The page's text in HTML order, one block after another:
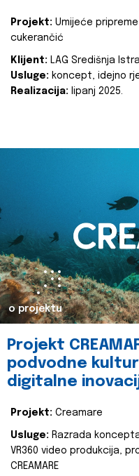
Projekt: Umijeće
cukerančić
Klijent: LAG Središnja
Usluge: koncept, idejno
Realizacija: lipanj 2025.
o projektu
Projekt
podvodne
digitalne
Projekt: Creamare
Usluge: Razrada
VR360 video produkcija,
CREAMARE